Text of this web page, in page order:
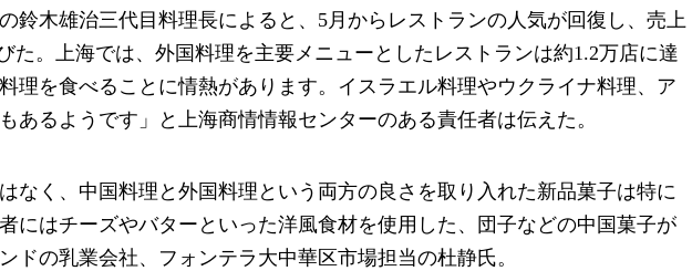
鈴木雄治三代目料理長によると、5月からレストランの人気が回復し、売上
た。上海では、外国料理を主要メニューとしたレストランは約1.2万店に達
理を食べることに情熱があります。イスラエル料理やウクライナ料理、ア
あるようです」と上海商情情報センターのある責任者は伝えた。
なく、中国料理と外国料理という両方の良さを取り入れた新品菓子は特に
にはチーズやバターといった洋風食材を使用した、団子などの中国菓子が
ドの乳業会社、フォンテラ大中華区市場担当の杜静氏。